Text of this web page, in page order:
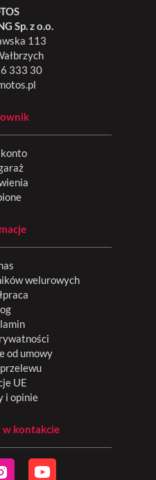
Sp. z o.o.
113
333 30
welurowych
od umowy
UE
i opinie
w kontakcie